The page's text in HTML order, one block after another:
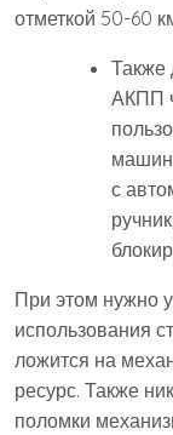
отметкой 50-60
Также
АКПП
с
При этом нужно
использования
ложится на
ресурс. Также
поломки